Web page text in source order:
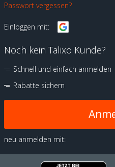
Passwort vergessen?
Einloggen mit:
Noch kein Talixo Kunde?
Schnell und einfach anmelden
Rabatte sichern
neu anmelden mit: